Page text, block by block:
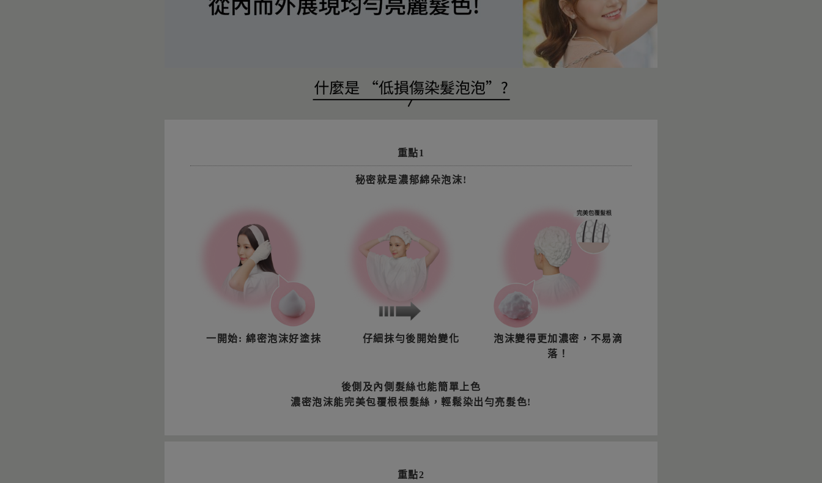
重點1
秘密就是濃郁綿朵泡沫!
一開始: 綿密泡沫好塗抹 仔細抹勻後開始變化
泡沫變得更加濃密，不易滴
落！
後側及內側髮絲也能簡單上色
濃密泡沫能完美包覆根根髮絲，輕鬆染出勻亮髮色!
重點2